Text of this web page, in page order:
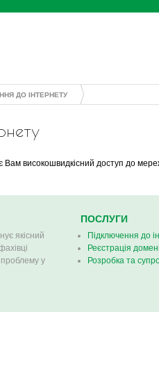
ДО ІНТЕРНЕТУ
Вам високошвидкісний доступ до
якісний
у
ПОСЛУГИ
Підключення до
Реєстрація
Розробка та